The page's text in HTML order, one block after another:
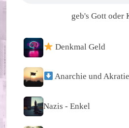
geb's Gott oder
Denkmal Geld
Anarchie und Akratie
Nazis - Enkel